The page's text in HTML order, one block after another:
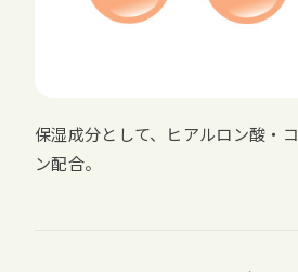
保湿成分として、ヒアルロン酸・
ン配合。